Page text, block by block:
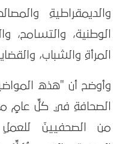
والديمقراطيةِ
الوطنية، والتسامح،
المرأةِ والشباب،
وأوضح أن "هذه
الصحافةِ في كلِّ عامٍ
من الصحفيينَ